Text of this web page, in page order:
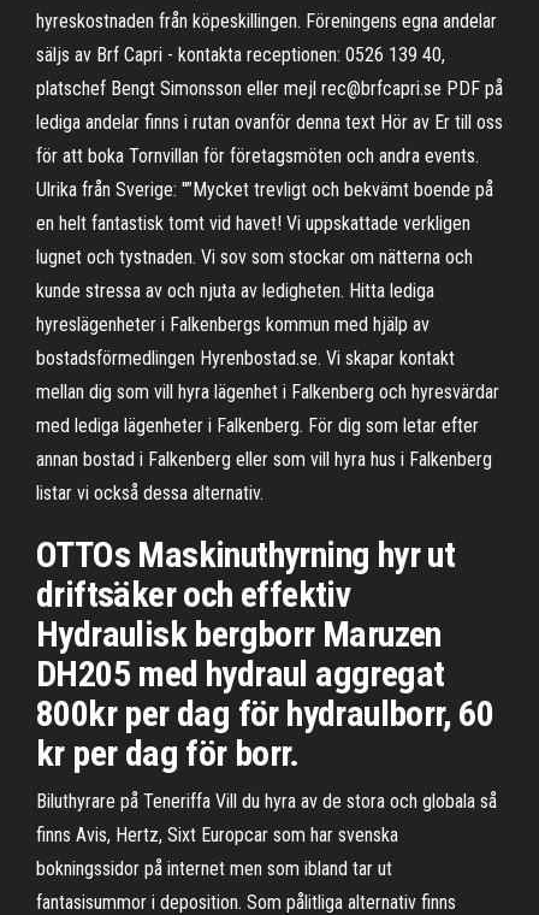
hyreskostnaden från köpeskillingen. Föreningens egna andelar
säljs av Brf Capri - kontakta receptionen: 0526 139 40,
platschef Bengt Simonsson eller mejl rec@brfcapri.se PDF på
lediga andelar finns i rutan ovanför denna text Hör av Er till oss
för att boka Tornvillan för företagsmöten och andra events.
Ulrika från Sverige: "”Mycket trevligt och bekvämt boende på
en helt fantastisk tomt vid havet! Vi uppskattade verkligen
lugnet och tystnaden. Vi sov som stockar om nätterna och
kunde stressa av och njuta av ledigheten. Hitta lediga
hyreslägenheter i Falkenbergs kommun med hjälp av
bostadsförmedlingen Hyrenbostad.se. Vi skapar kontakt
mellan dig som vill hyra lägenhet i Falkenberg och hyresvärdar
med lediga lägenheter i Falkenberg. För dig som letar efter
annan bostad i Falkenberg eller som vill hyra hus i Falkenberg
listar vi också dessa alternativ.
OTTOs Maskinuthyrning hyr ut
driftsäker och effektiv
Hydraulisk bergborr Maruzen
DH205 med hydraul aggregat
800kr per dag för hydraulborr, 60
kr per dag för borr.
Biluthyrare på Teneriffa Vill du hyra av de stora och globala så
finns Avis, Hertz, Sixt Europcar som har svenska
bokningssidor på internet men som ibland tar ut
fantasisummor i deposition. Som pålitliga alternativ finns